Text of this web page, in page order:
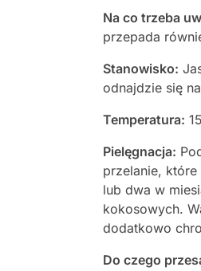
Na co trzeba
przepada
Stanowisko:
odnajdzie się
Temperatura:
Pielęgnacja:
przelanie,
lub dwa w
kokosowych.
dodatkowo
Do czego